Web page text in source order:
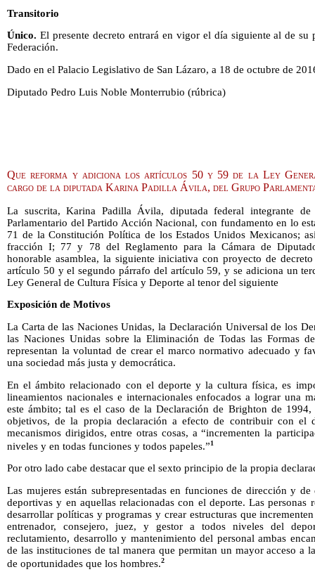
Transitorio
Único. El presente decreto entrará en vigor el día siguiente al de
Federación.
Dado en el Palacio Legislativo de San Lázaro, a 18 de octubre de
Diputado Pedro Luis Noble Monterrubio (rúbrica)
Que reforma y adiciona los artículos 50 y 59 de la Ley
cargo de la diputada Karina Padilla Ávila, del Grupo
La suscrita, Karina Padilla Ávila, diputada federal integrante
Parlamentario del Partido Acción Nacional, con fundamento en lo
71 de la Constitución Política de los Estados Unidos Mexicanos;
fracción I; 77 y 78 del Reglamento para la Cámara de
honorable asamblea, la siguiente iniciativa con proyecto de
artículo 50 y el segundo párrafo del artículo 59, y se adiciona un
Ley General de Cultura Física y Deporte al tenor del siguiente
Exposición de Motivos
La Carta de las Naciones Unidas, la Declaración Universal de los
las Naciones Unidas sobre la Eliminación de Todas las Formas
representan la voluntad de crear el marco normativo adecuado y
una sociedad más justa y democrática.
En el ámbito relacionado con el deporte y la cultura física, es
lineamientos nacionales e internacionales enfocados a lograr una
este ámbito; tal es el caso de la Declaración de Brighton de
objetivos, de la propia declaración a efecto de contribuir con el
mecanismos dirigidos, entre otras cosas, a “incrementen la
niveles y en todas funciones y todos papeles.”1
Por otro lado cabe destacar que el sexto principio de la propia
Las mujeres están subrepresentadas en funciones de dirección y
deportivas y en aquellas relacionadas con el deporte. Las personas
desarrollar políticas y programas y crear estructuras que
entrenador, consejero, juez, y gestor a todos niveles del
reclutamiento, desarrollo y mantenimiento del personal ambas
de las instituciones de tal manera que permitan un mayor acceso a
de oportunidades que los hombres.2